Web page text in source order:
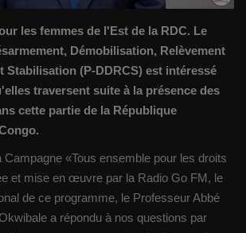
les femmes de l'Est de la RDC. Le
Démobilisation, Relèvement
Stabilisation (P-DDRCS) est intéressé
traversent suite à la présence des
cette partie de la République
Campagne «Tous ensemble pour les droits
et mise en œuvre par la Radio Go FM, le
de ce programme, le Professeur Abbé
a répondu à nos questions par